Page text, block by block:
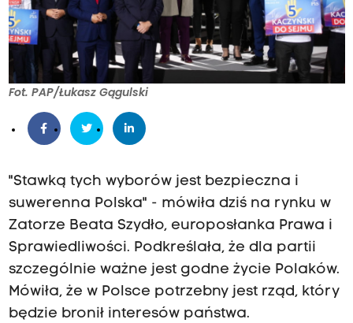
Fot. PAP/Łukasz Gągulski
"Stawką tych wyborów jest bezpieczna i
suwerenna Polska" - mówiła dziś na rynku w
Zatorze Beata Szydło, europosłanka Prawa i
Sprawiedliwości. Podkreślała, że dla partii
szczególnie ważne jest godne życie Polaków.
Mówiła, że w Polsce potrzebny jest rząd, który
będzie bronił interesów państwa.